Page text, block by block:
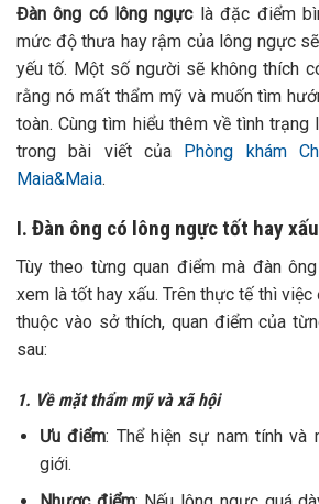
Đàn ông có lông ngực là đặc điểm
mức độ thưa hay rậm của lông ngực
yếu tố. Một số người sẽ không thích
rằng nó mất thẩm mỹ và muốn tìm
toàn. Cùng tìm hiểu thêm về tình
trong bài viết của
Phòng khám
Maia&Maia.
I. Đàn ông có lông ngực tốt hay
Tùy theo từng quan điểm mà đàn
xem là tốt hay xấu. Trên thực tế thì
thuộc vào sở thích, quan điểm của
sau:
1. Về mặt thẩm mỹ và xã hội
Ưu điểm: Thể hiện sự nam tính và
giới.